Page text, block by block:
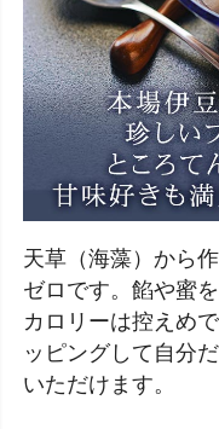
天草（海藻）から
ゼロです。餡や蜜
カロリーは控えめ
ッピングして自分
いただけます。